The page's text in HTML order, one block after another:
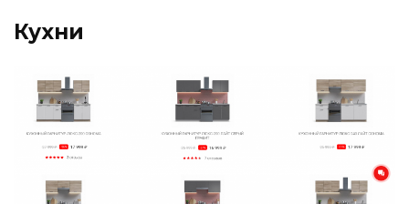
Кухни